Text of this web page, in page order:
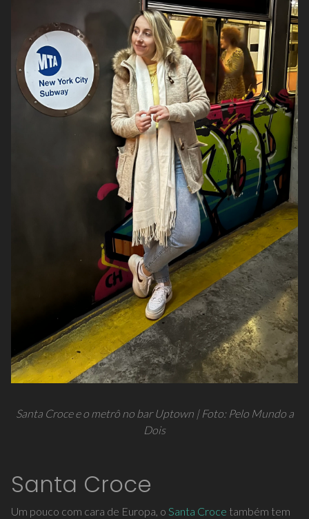
Santa Croce e o metrô no bar Uptown | Foto: Pelo Mundo a
Dois
Santa Croce
Um pouco com cara de Europa, o Santa Croce também tem